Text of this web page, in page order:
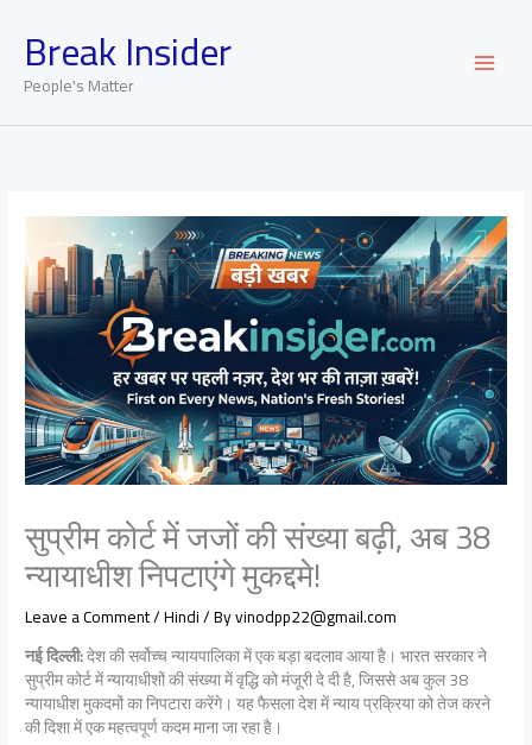
contentBreak Insider
People's Matter
सुप्रीम कोर्ट में जजों की संख्या बढ़ी, अब 38
न्यायाधीश निपटाएंगे मुकद्दमे!
Leave a Comment/Hindi/ Byvinodpp22@gmail.com
नई दिल्ली:देश की सर्वोच्च न्यायपालिका में एक बड़ा बदलाव आया है। भारत सरकार ने
सुप्रीम कोर्ट में न्यायाधीशों की संख्या में वृद्धि को मंजूरी दे दी है, जिससे अब कुल 38
न्यायाधीश मुकदमों का निपटारा करेंगे। यह फैसला देश में न्याय प्रक्रिया को तेज करने
की दिशा में एक महत्वपूर्ण कदम माना जा रहा है।